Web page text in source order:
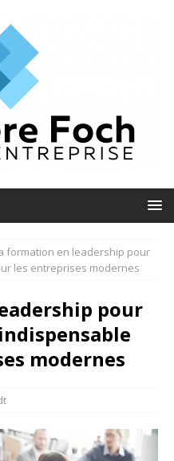
formation en leadership pour
les entreprises modernes
pour
modernes